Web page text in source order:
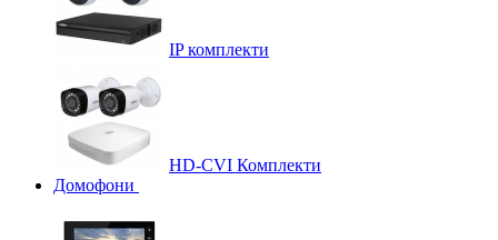
IP комплекти
HD-CVI Комплекти
Домофони